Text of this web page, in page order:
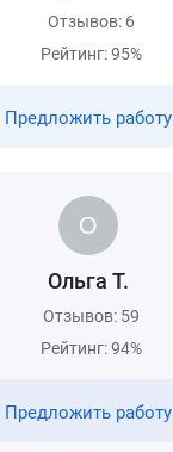
Отзывов: 6
Рейтинг: 95%
Предложить работу
Ольга Т.
Отзывов: 59
Рейтинг: 94%
Предложить работу